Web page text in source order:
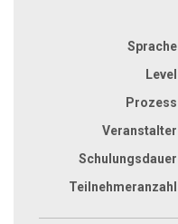
Sprache
Level
Prozess
Veranstalter
Schulungsdauer
Teilnehmeranzahl